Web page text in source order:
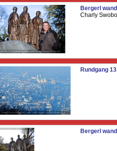
Bergerl
Charly
Rundgang
Bergerl